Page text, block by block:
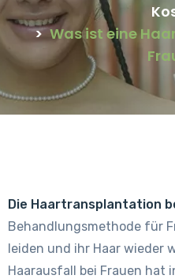
> Was ist eine
Die Haartransplantation
Behandlungsmethode für
leiden und ihr Haar wieder
Haarausfall bei Frauen hat